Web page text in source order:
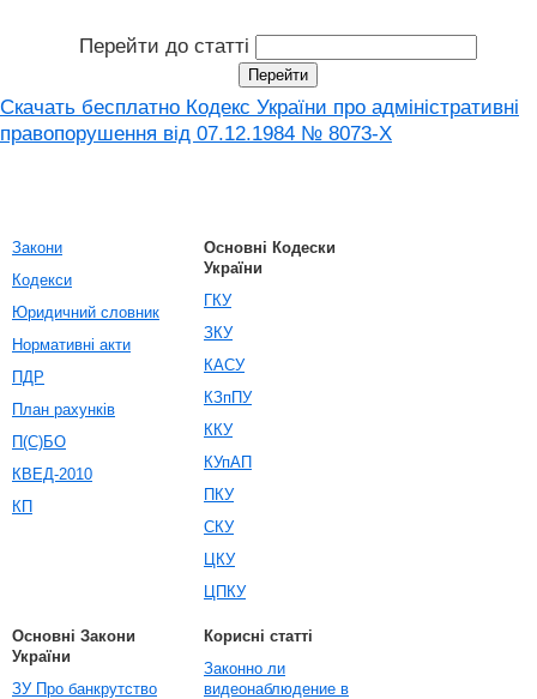
Перейти до статті
Скачать бесплатно Кодекс України про адміністративні
правопорушення вiд 07.12.1984 № 8073-X
Закони
Кодекси
Юридичний словник
Нормативні акти
ПДР
План рахунків
П(С)БО
КВЕД-2010
КП
Основні Кодески
України
ГКУ
ЗКУ
КАСУ
КЗпПУ
ККУ
КУпАП
ПКУ
СКУ
ЦКУ
ЦПКУ
Основні Закони
України
ЗУ Про банкрутство
Корисні статті
Законно ли
видеонаблюдение в